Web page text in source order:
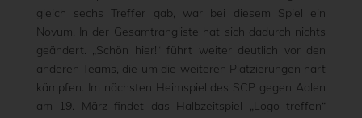
gleich sechs Treffer gab, war bei diesem Spiel ein
Novum. In der Gesamtrangliste hat sich dadurch nichts
geändert. „Schön hier!“ führt weiter deutlich vor den
anderen Teams, die um die weiteren Platzierungen hart
kämpfen. Im nächsten Heimspiel des SCP gegen Aalen
am 19. März findet das Halbzeitspiel „Logo treffen“